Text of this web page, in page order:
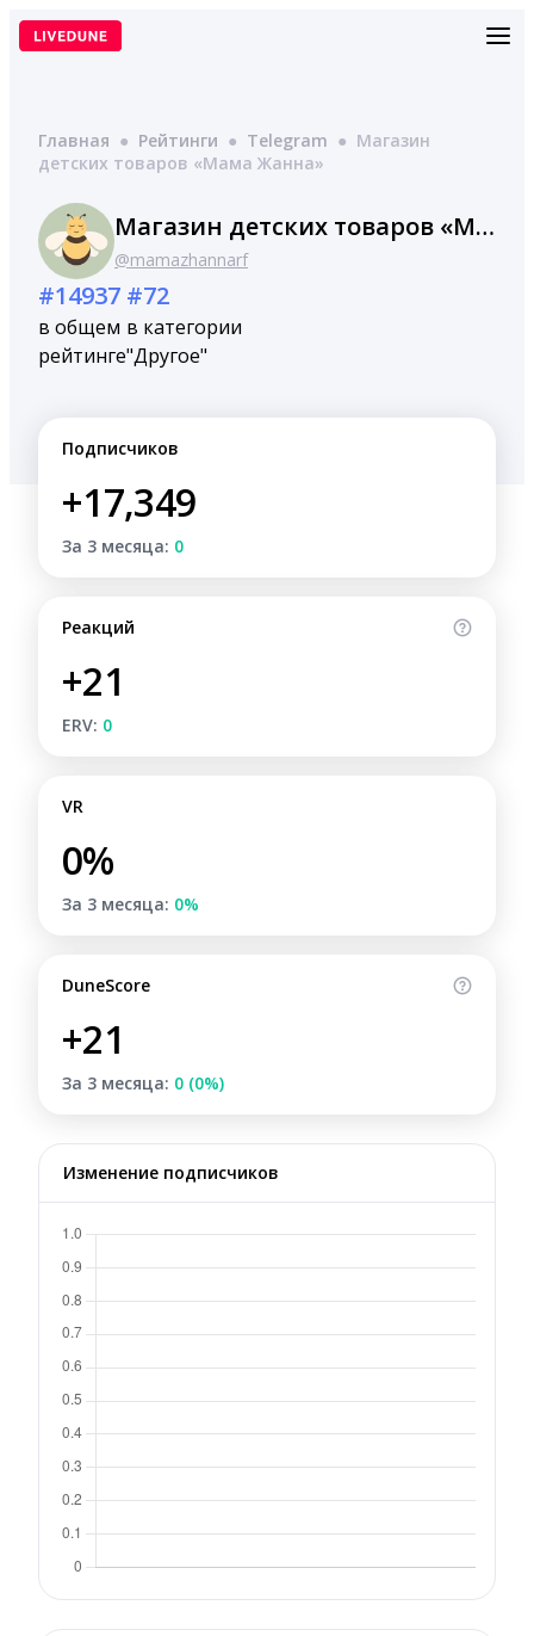
Перейти
Главная ● Рейтинги ● Telegram ● Магазин
детских товаров «Мама Жанна»
Магазин детских товаров «Мама Жанна»
@mamazhannarf
#14937
в общем
рейтинге
#72
в категории
"Другое"
Подписчиков
+17,349
За 3 месяца: 0
Реакций
+21
ERV: 0
VR
0%
За 3 месяца: 0%
DuneScore
+21
За 3 месяца: 0 (0%)
Изменение подписчиков